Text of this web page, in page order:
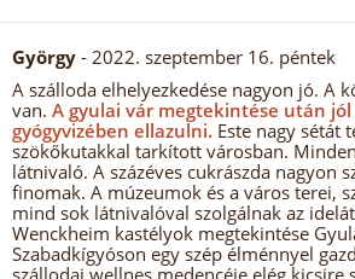
György - 2022. szeptember 16. péntek
A szálloda elhelyezkedése nagyon jó. A
van. A gyulai vár megtekintése után
gyógyvizében ellazulni. Este nagy sétát
szökőkutakkal tarkított városban.
látnivaló. A százéves cukrászda nagyon
finomak. A múzeumok és a város terei,
mind sok látnivalóval szolgálnak az
Wenckheim kastélyok megtekintése
Szabadkígyóson egy szép élménnyel
szállodai wellnes medencéje elég kicsire